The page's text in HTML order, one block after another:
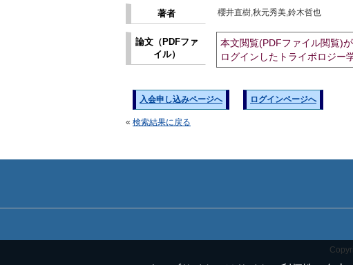
著者 櫻井直樹,秋元秀美,鈴木哲也
論文（PDFファ
イル）
本文閲覧(PDFファイル閲覧)が
ログインしたトライボロジー
入会申し込みページへ ログインページへ
« 検索結果に戻る